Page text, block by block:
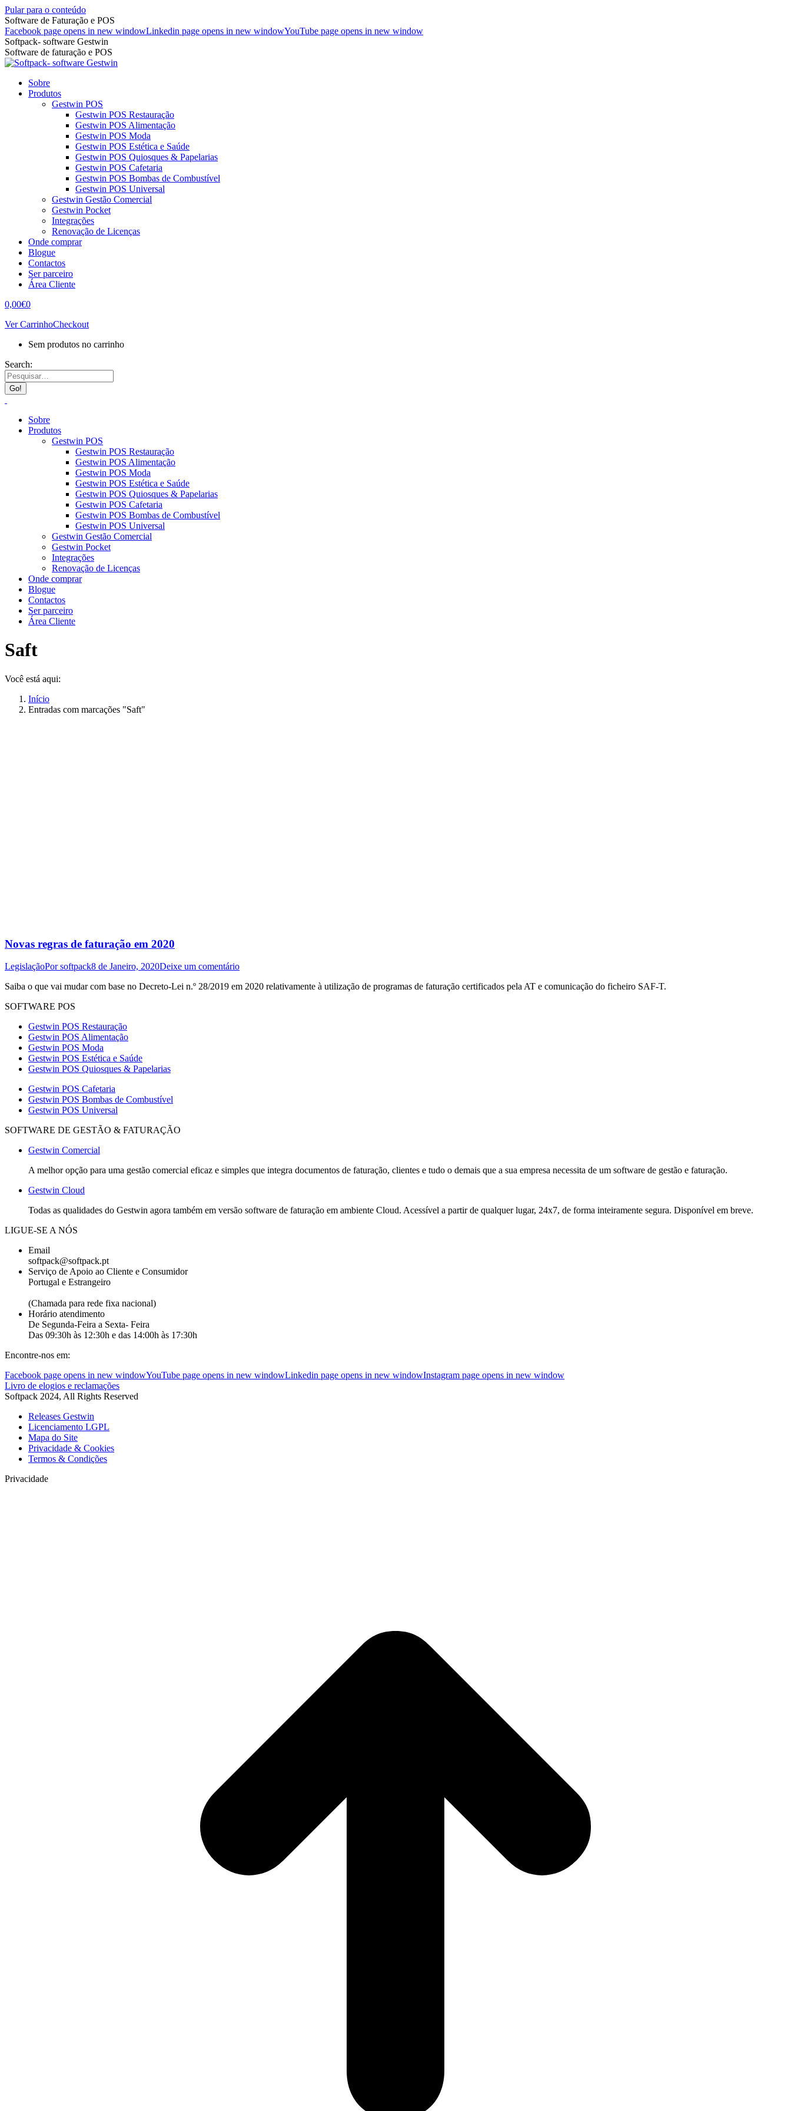
Pular para o conteúdo
Software de Faturação e POS
Facebook page opens in new windowLinkedin page opens in new windowYouTube page opens in new window
Softpack- software Gestwin
Software de faturação e POS
Sobre
Produtos
Gestwin POS
Gestwin POS Restauração
Gestwin POS Alimentação
Gestwin POS Moda
Gestwin POS Estética e Saúde
Gestwin POS Quiosques & Papelarias
Gestwin POS Cafetaria
Gestwin POS Bombas de Combustível
Gestwin POS Universal
Gestwin Gestão Comercial
Gestwin Pocket
Integrações
Renovação de Licenças
Onde comprar
Blogue
Contactos
Ser parceiro
Área Cliente
0,00€0
Ver CarrinhoCheckout
Sem produtos no carrinho
Search:
Sobre
Produtos
Gestwin POS
Gestwin POS Restauração
Gestwin POS Alimentação
Gestwin POS Moda
Gestwin POS Estética e Saúde
Gestwin POS Quiosques & Papelarias
Gestwin POS Cafetaria
Gestwin POS Bombas de Combustível
Gestwin POS Universal
Gestwin Gestão Comercial
Gestwin Pocket
Integrações
Renovação de Licenças
Onde comprar
Blogue
Contactos
Ser parceiro
Área Cliente
Saft
Você está aqui:
Início
Entradas com marcações "Saft"
Novas regras de faturação em 2020
LegislaçãoPorsoftpack8 de Janeiro, 2020Deixe um comentário
Saiba o que vai mudar com base no Decreto-Lei n.º 28/2019 em 2020 relativamente à utilização de programas de faturação certificados pela AT e comunicação do ficheiro SAF-T.
SOFTWARE POS
Gestwin POS Restauração
Gestwin POS Alimentação
Gestwin POS Moda
Gestwin POS Estética e Saúde
Gestwin POS Quiosques & Papelarias
Gestwin POS Cafetaria
Gestwin POS Bombas de Combustível
Gestwin POS Universal
SOFTWARE DE GESTÃO & FATURAÇÃO
Gestwin Comercial
A melhor opção para uma gestão comercial eficaz e simples que integra documentos de faturação, clientes e tudo o demais que a sua empresa necessita de um software de gestão e faturação.
Gestwin Cloud
Todas as qualidades do Gestwin agora também em versão software de faturação em ambiente Cloud. Acessível a partir de qualquer lugar, 24x7, de forma inteiramente segura. Disponível em breve.
LIGUE-SE A NÓS
Email
softpack@softpack.pt
Serviço de Apoio ao Cliente e Consumidor
Portugal e Estrangeiro
(Chamada para rede fixa nacional)
Horário atendimento
De Segunda-Feira a Sexta- Feira
Das 09:30h às 12:30h e das 14:00h às 17:30h
Encontre-nos em:
Facebook page opens in new windowYouTube page opens in new windowLinkedin page opens in new windowInstagram page opens in new window
Livro de elogios e reclamações
Softpack 2024, All Rights Reserved
Releases Gestwin
Licenciamento LGPL
Mapa do Site
Privacidade & Cookies
Termos & Condições
Privacidade